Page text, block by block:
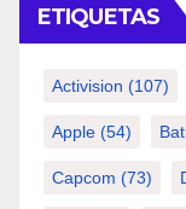
ETIQUETAS
Activision (107)
Apple (54)
Capcom (73)